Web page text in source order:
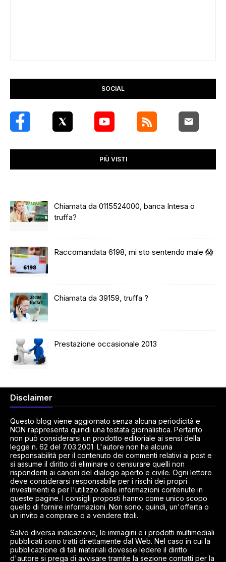
SOCIAL
PIÙ VISTI
Chiamata da 0115524000, banca Intesa o
truffa?
Raccomandata 6198, mi sto sentendo male 😱
Chiamata da 39159, truffa ?
Prestazione occasionale 2013
Disclaimer
Questo blog viene aggiornato senza alcuna periodicità e
NON rappresenta quindi una testata giornalistica. Pertanto
non può considerarsi un prodotto editoriale ai sensi della
legge n. 62 del 7.03.2001. L'autore non ha alcuna
responsabilità per il contenuto dei commenti relativi ai post e
si assume il diritto di eliminare o censurare quelli non
rispondenti ai canoni del dialogo aperto e civile. Ogni lettore
deve considerarsi responsabile per i rischi dei propri
investimenti e per l'utilizzo delle informazioni contenute in
queste pagine. I consigli proposti hanno come unico scopo
quello di fornire informazioni. Non sono, quindi, un'offerta o
un invito a comprare o a vendere titoli.
Salvo diversa indicazione, le immagini e i prodotti multimediali
pubblicati sono tratti direttamente dal Web. Nel caso in cui la
pubblicazione di tali materiali dovesse ledere il diritto
d'autore si prega di avvisare tramite la sezione contatti per la